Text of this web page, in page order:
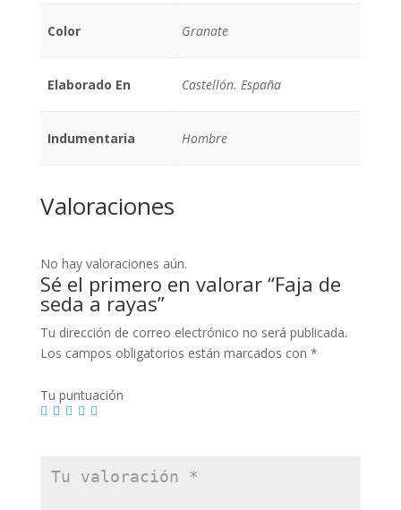
Color Granate
Elaborado En Castellón. España
Indumentaria Hombre
Valoraciones
No hay valoraciones aún.
Sé el primero en valorar “Faja de
seda a rayas”
Tu dirección de correo electrónico no será publicada.
Los campos obligatorios están marcados con *
Tu puntuación